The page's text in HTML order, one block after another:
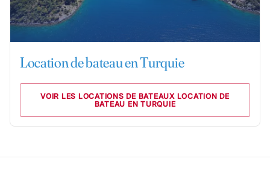
Location de bateau en Turquie
VOIR LES LOCATIONS DE BATEAUX LOCATION DE
BATEAU EN TURQUIE